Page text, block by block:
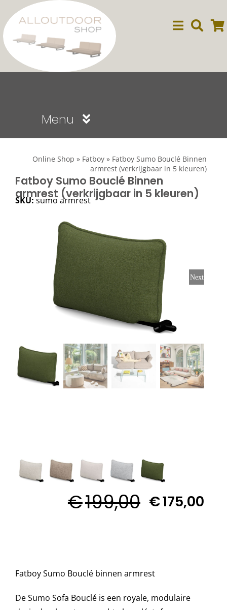
naar
inhoud
Menu
Dining
Barset
Deck Chairs + voetbanken
Decoratie kussens
Beschermhoezen
Online Shop » Fatboy » Fatboy Sumo Bouclé Binnen
armrest (verkrijgbaar in 5 kleuren)
Fatboy Sumo Bouclé Binnen
armrest (verkrijgbaar in 5 kleuren)
SKU:sumo armrest
Next
€199,00 €175,00
Fatboy Sumo Bouclé binnen armrest
De Sumo Sofa Bouclé is een royale, modulaire